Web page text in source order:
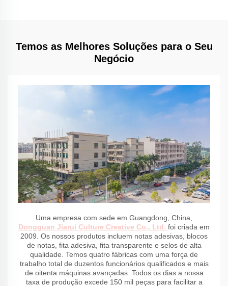
Temos as Melhores Soluções para o Seu
Negócio
Uma empresa com sede em Guangdong, China,
Dongguan Jiarui Culture Creative Co., Ltd. foi criada em
2009. Os nossos produtos incluem notas adesivas, blocos
de notas, fita adesiva, fita transparente e selos de alta
qualidade. Temos quatro fábricas com uma força de
trabalho total de duzentos funcionários qualificados e mais
de oitenta máquinas avançadas. Todos os dias a nossa
taxa de produção excede 150 mil peças para facilitar a